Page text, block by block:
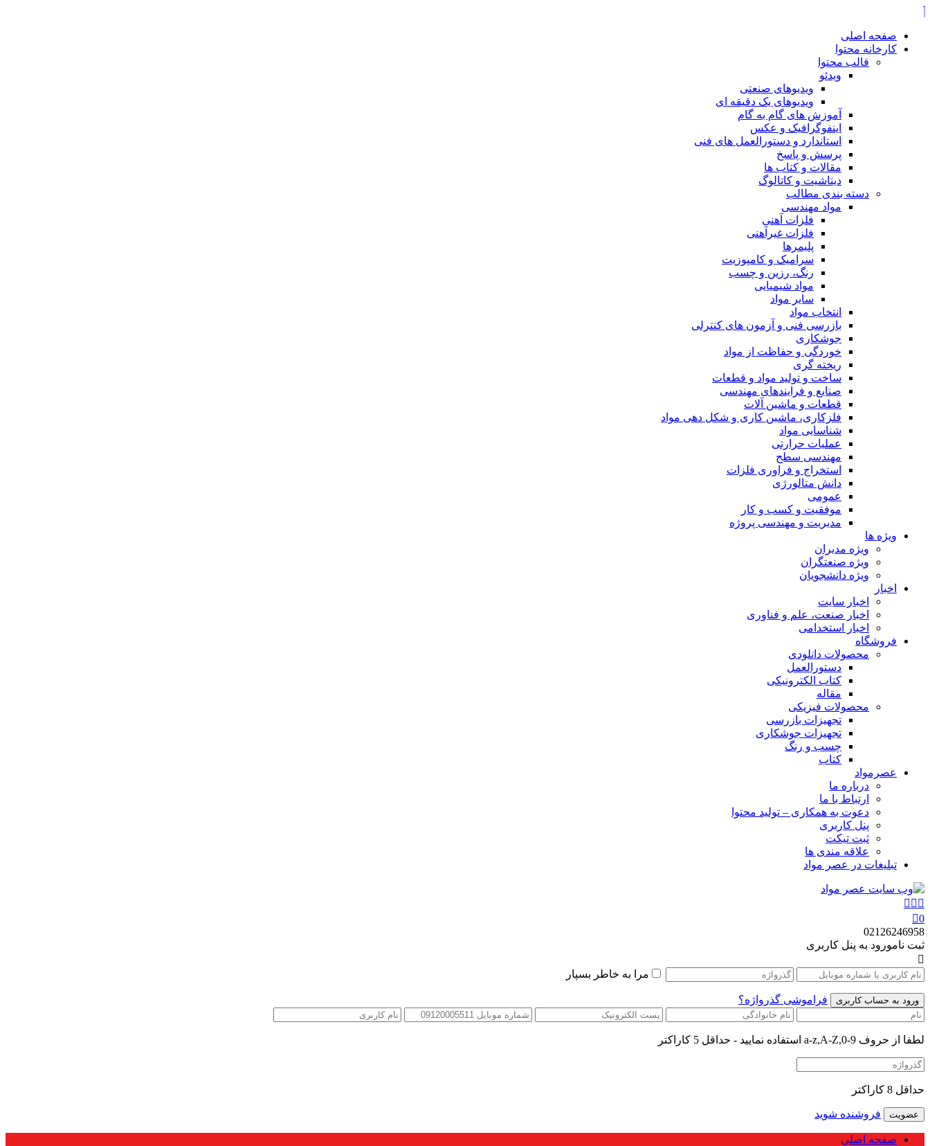
صفحه اصلی
کارخانه محتوا
قالب محتوا
ویدئو
ویدیوهای صنعتی
ویدیوهای یک دقیقه ای
آموزش های گام به گام
اینفوگرافیک و عکس
استاندارد و دستورالعمل های فنی
پرسش و پاسخ
مقالات و کتاب ها
دیتاشیت و کاتالوگ
دسته بندی مطالب
مواد مهندسی
فلزات آهنی
فلزات غیرآهنی
پلیمرها
سرامیک و کامپوزیت
رنگ، رزین و چسب
مواد شیمیایی
سایر مواد
انتخاب مواد
بازرسی فنی و آزمون های کنترلی
جوشکاری
خوردگی و حفاظت از مواد
ریخته گری
ساخت و تولید مواد و قطعات
صنایع و فرایندهای مهندسی
قطعات و ماشین آلات
فلزکاری، ماشین کاری و شکل دهی مواد
شناسایی مواد
عملیات حرارتی
مهندسی سطح
استخراج و فراوری فلزات
دانش متالورژی
عمومی
موفقیت و کسب و کار
مدیریت و مهندسی پروژه
ویژه ها
ویژه مدیران
ویژه صنعتگران
ویژه دانشجویان
اخبار
اخبار سایت
اخبار صنعت، علم و فناوری
اخبار استخدامی
فروشگاه
محصولات دانلودی
دستورالعمل
کتاب الکترونیکی
مقاله
محصولات فیزیکی
تجهیزات بازرسی
تجهیزات جوشکاری
چسب و رنگ
کتاب
عصرمواد
درباره ما
ارتباط با ما
دعوت به همکاری – تولید محتوا
پنل کاربری
ثبت تیکت
علاقه مندی ها
تبلیغات در عصر مواد
0
02126246958
ثبت نامورود به پنل کاربری
مرا به خاطر بسپار
فراموشی گذرواژه؟
لطفا از حروف a-z,A-Z,0-9 استفاده نمایید - حداقل 5 کاراکتر
حداقل 8 کاراکتر
فروشنده شوید
صفحه اصلی